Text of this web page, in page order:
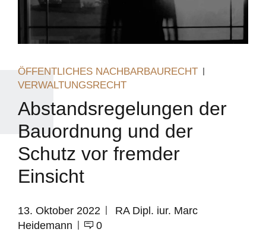
ÖFFENTLICHES NACHBARBAURECHT
VERWALTUNGSRECHT
Abstandsregelungen der
Bauordnung und der
Schutz vor fremder
Einsicht
13. Oktober 2022
RA Dipl. iur. Marc
Heidemann
0